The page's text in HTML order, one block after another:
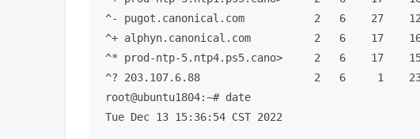
^- pugot.canonical.com           2   6    27    12
^+ alphyn.canonical.com          2   6    17    16
^* prod-ntp-5.ntp4.ps5.cano>     2   6    17    15
^? 203.107.6.88                  2   6     1    23
root@ubuntu1804:~# date
Tue Dec 13 15:36:54 CST 2022